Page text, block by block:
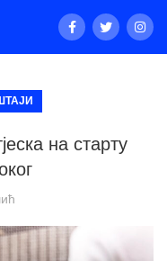
на старту